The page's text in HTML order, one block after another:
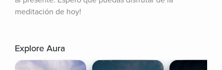
meditación de hoy!
Explore Aura